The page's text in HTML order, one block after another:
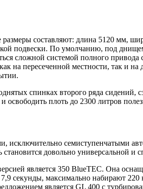
составляют: длина 5120 мм,
подвески. По умолчанию, под
сложной системой полного
на пересеченной местности, так и
спинках второго ряда сидений,
плоть до 2300 литров
исключительно семиступенчатыми
довольно универсальной и
является 350 BlueTEC. Она
секунды, максимально набирают
является GL 400 с